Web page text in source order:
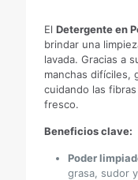
ElDetergente en
brindar una
lavada. Gracias a
manchas difíciles,
cuidando las
fresco.
Beneficios clave:
Poder
grasa, sudor